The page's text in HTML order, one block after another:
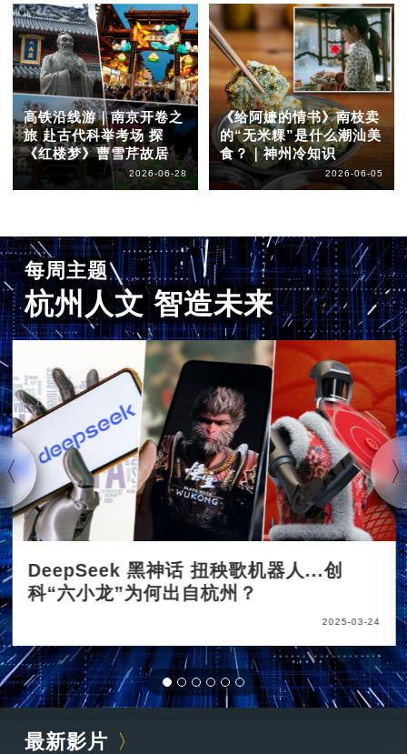
高铁沿线游｜南京开卷之
旅 赴古代科举考场 探
《红楼梦》曹雪芹故居
2026-06-28
《给阿嬷的情书》南枝卖
的“无米粿”是什么潮汕美
食？｜神州冷知识
2026-06-05
每周主题
杭州人文 智造未来
DeepSeek 黑神话 扭秧歌机器人...创
科“六小龙”为何出自杭州？
2025-03-24
最新影片